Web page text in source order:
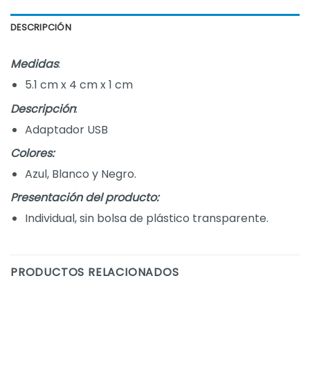
DESCRIPCIÓN
Medidas:
5.1 cm x 4 cm x 1 cm
Descripción:
Adaptador USB
Colores:
Azul, Blanco y Negro.
Presentación del producto:
Individual, sin bolsa de plástico transparente.
PRODUCTOS RELACIONADOS